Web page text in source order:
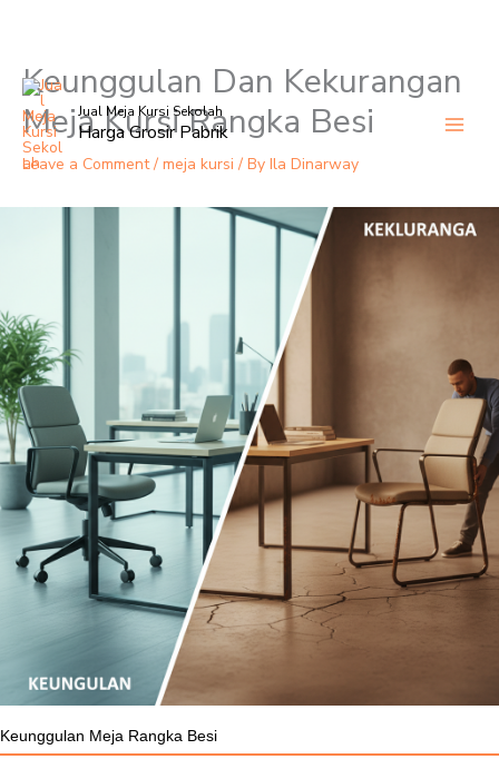
Skip
content
Jual Meja Kursi Sekolah
Harga Grosir Pabrik
Keunggulan Dan Kekurangan
Meja Kursi Rangka Besi
Leave a Comment / meja kursi / By Ila Dinarway
Keunggulan Meja Rangka Besi